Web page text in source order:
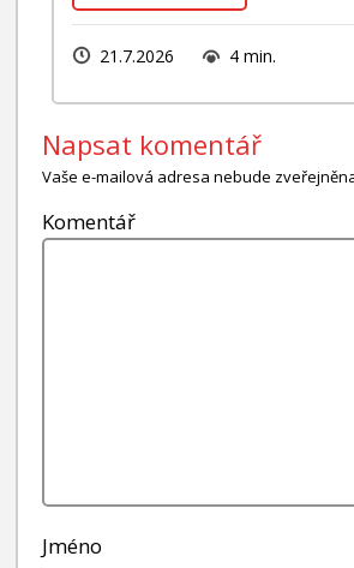
21.7.2026 4 min.
Napsat komentář
Vaše e-mailová adresa nebude
Komentář
Jméno